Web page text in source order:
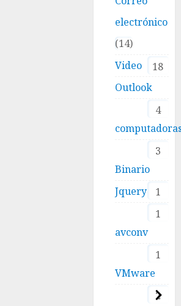
electrónico
14
Video
18
Outlook
4
3
Binario
1
Jquery
1
avconv
1
VMware
2